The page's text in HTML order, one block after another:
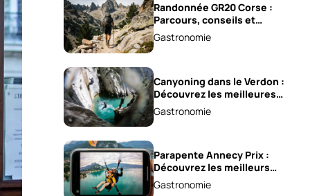
Randonnée GR20 Corse :
Parcours, conseils et
astuces !
Gastronomie
Canyoning dans le Verdon :
Découvrez les meilleures
excursions !
Gastronomie
Parapente Annecy Prix :
Découvrez les meilleurs
vols à partir de 85 €!
Gastronomie